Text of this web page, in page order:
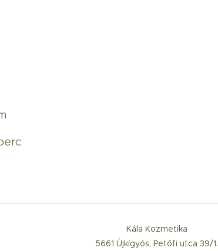
Kála Kozmetika
5661 Újkígyós, Petőfi utca 39/1.